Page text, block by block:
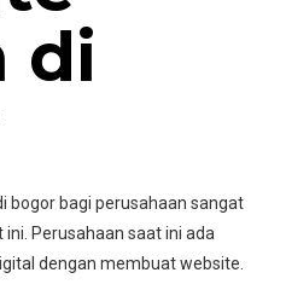
di
bogor bagi perusahaan sangat
Perusahaan saat ini ada
dengan membuat website.